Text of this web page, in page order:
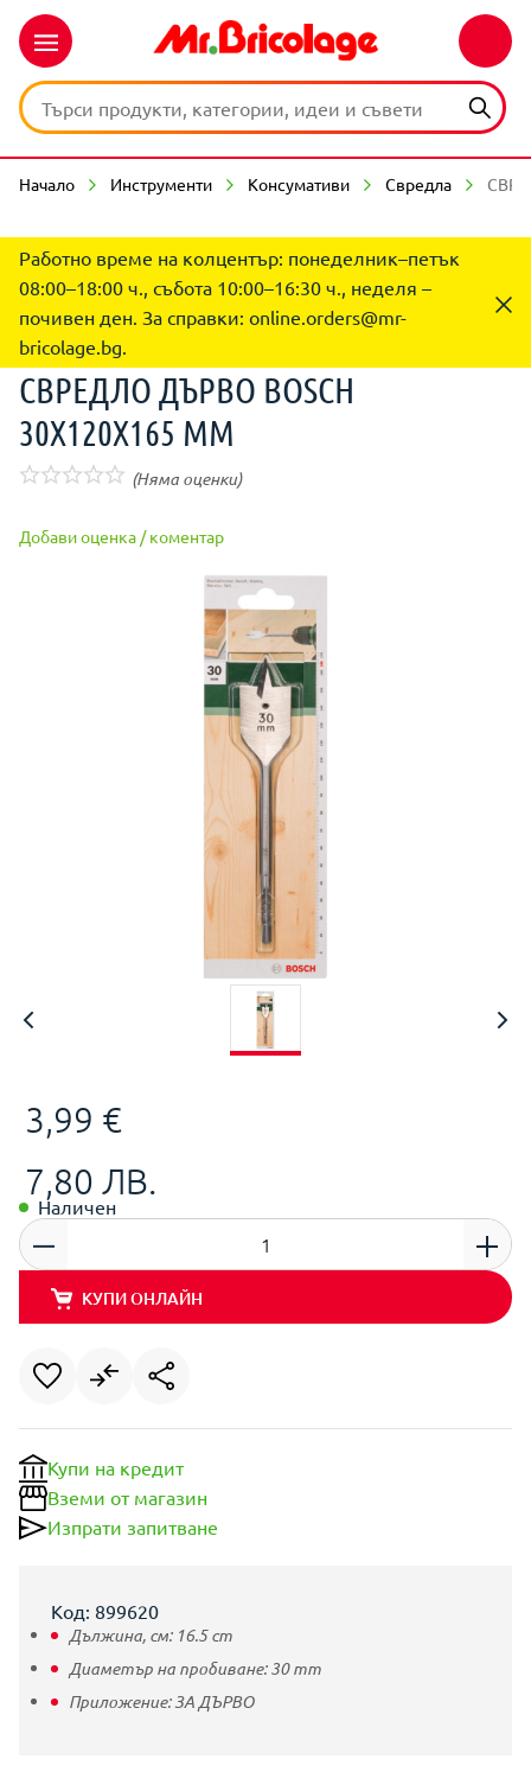
Начало Инструменти Консумативи Свредла
Работно време на колцентър: понеделник–петък
08:00–18:00 ч., събота 10:00–16:30 ч., неделя –
почивен ден. За справки: online.orders@mr-
bricolage.bg.
СВРЕДЛО ДЪРВО BOSCH
30Х120Х165 ММ
(Няма оценки)
Добави оценка / коментар
3,99 €
7,80 ЛВ.
Наличен
КУПИ ОНЛАЙН
Купи на кредит
Вземи от магазин
Изпрати запитване
Код: 899620
Дължина, см: 16.5cm
Диаметър на пробиване:30mm
Приложение:ЗА ДЪРВО